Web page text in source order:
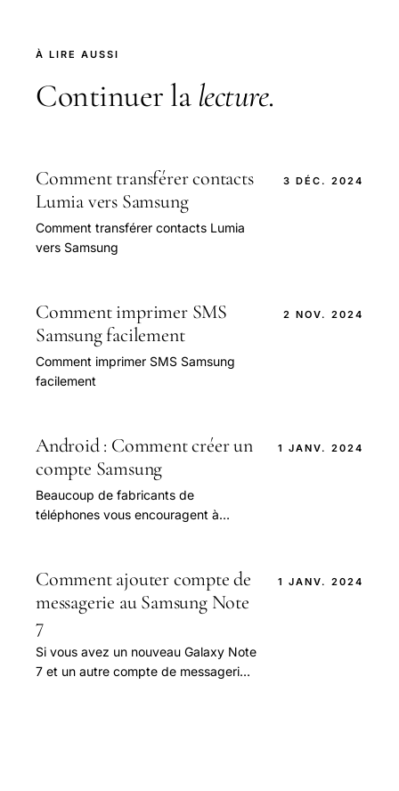
À LIRE AUSSI
Continuer la lecture.
Comment transférer contacts
Lumia vers Samsung
Comment transférer contacts Lumia
vers Samsung
3 DÉC. 2024
Comment imprimer SMS
Samsung facilement
Comment imprimer SMS Samsung
facilement
2 NOV. 2024
Android : Comment créer un
compte Samsung
Beaucoup de fabricants de
téléphones vous encouragent à
et des services.
1 JANV. 2024
Comment ajouter compte de
messagerie au Samsung Note
7
Si vous avez un nouveau Galaxy Note
7 et un autre compte de messagerie
1 JANV. 2024